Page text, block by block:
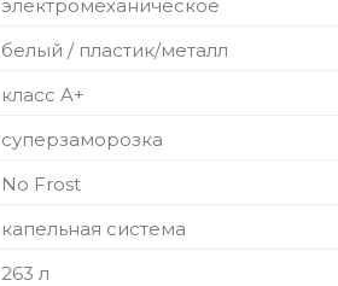
электромеханическое
белый / пластик/металл
класс A+
суперзаморозка
No Frost
капельная система
263 л